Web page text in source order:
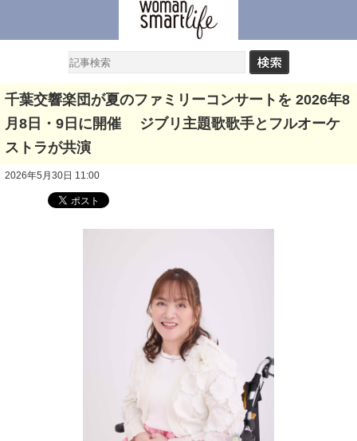
千葉交響楽団が夏のファミリーコンサートを 2026年8
月8日・9日に開催 ジブリ主題歌歌手とフルオーケ
ストラが共演
2026年5月30日 11:00